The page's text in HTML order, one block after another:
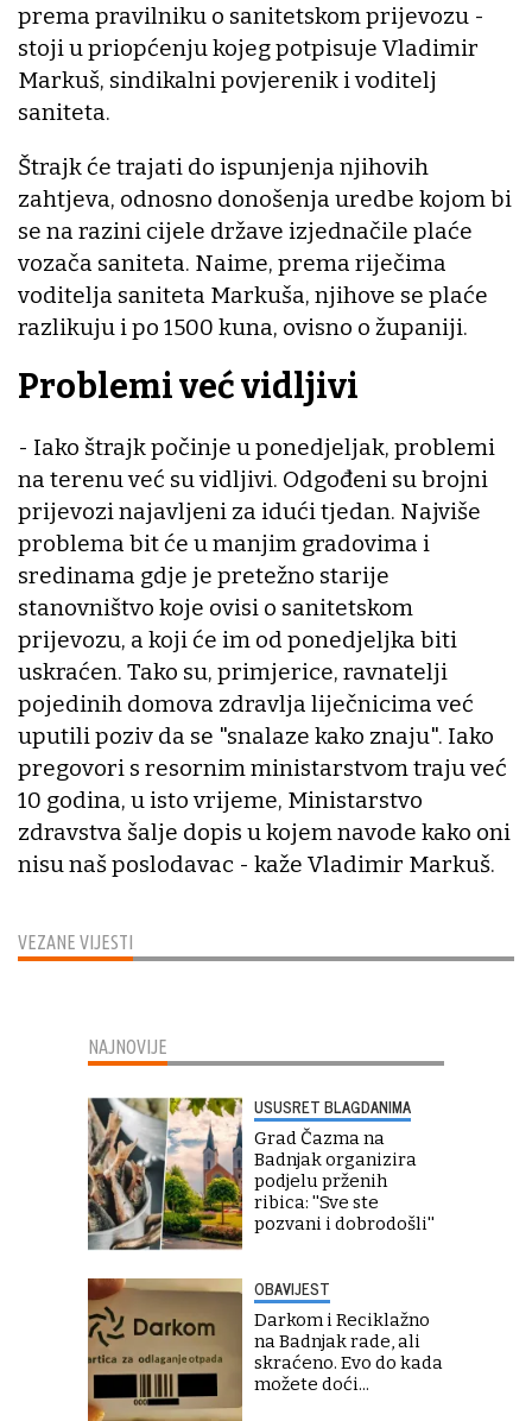
VEZANE VIJESTI
prema pravilniku o sanitetskom prijevozu -
stoji u priopćenju kojeg potpisuje Vladimir
Markuš, sindikalni povjerenik i voditelj
saniteta.
Štrajk će trajati do ispunjenja njihovih
zahtjeva, odnosno donošenja uredbe kojom bi
se na razini cijele države izjednačile plaće
vozača saniteta. Naime, prema riječima
voditelja saniteta Markuša, njihove se plaće
razlikuju i po 1500 kuna, ovisno o županiji.
Problemi već vidljivi
- Iako štrajk počinje u ponedjeljak, problemi
na terenu već su vidljivi. Odgođeni su brojni
prijevozi najavljeni za idući tjedan. Najviše
problema bit će u manjim gradovima i
sredinama gdje je pretežno starije
stanovništvo koje ovisi o sanitetskom
prijevozu, a koji će im od ponedjeljka biti
uskraćen. Tako su, primjerice, ravnatelji
pojedinih domova zdravlja liječnicima već
uputili poziv da se "snalaze kako znaju". Iako
pregovori s resornim ministarstvom traju već
10 godina, u isto vrijeme, Ministarstvo
zdravstva šalje dopis u kojem navode kako oni
nisu naš poslodavac - kaže Vladimir Markuš.
NAJNOVIJE
USUSRET BLAGDANIMA
Grad Čazma na
Badnjak organizira
podjelu prženih
ribica: ''Sve ste
pozvani i dobrodošli''
OBAVIJEST
Darkom i Reciklažno
na Badnjak rade, ali
skraćeno. Evo do kada
možete doći...